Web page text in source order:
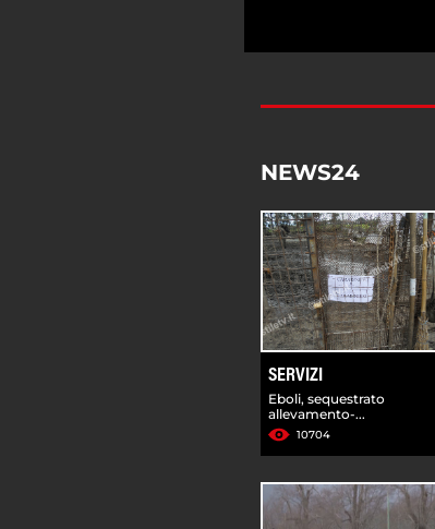
NEWS24
SERVIZI
Eboli, sequestrato
allevamento-...
10704